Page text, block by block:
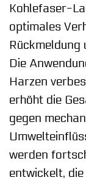
Kohlefaser-
optimales
Rückmeldung
Die
Harzen
erhöht die
gegen
werden
entwickelt,